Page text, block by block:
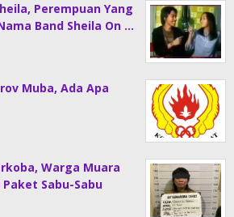
Perempuan Yang
Band Sheila On …
Muba, Ada Apa
Warga Muara
Sabu-Sabu